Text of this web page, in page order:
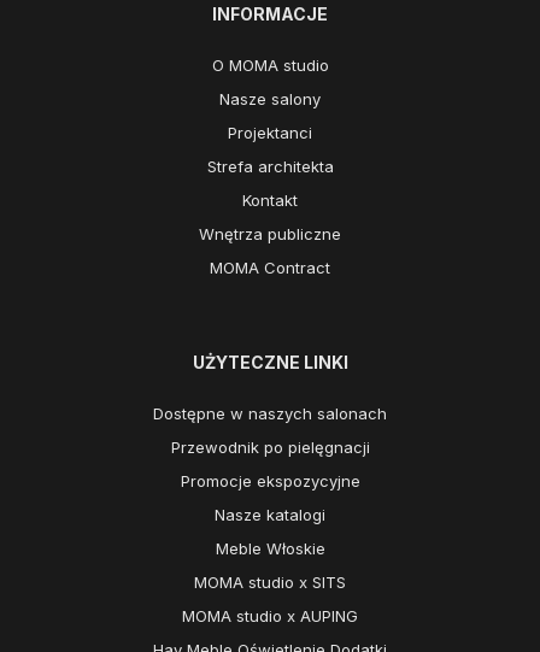
INFORMACJE
O MOMA studio
Nasze salony
Projektanci
Strefa architekta
Kontakt
Wnętrza publiczne
MOMA Contract
UŻYTECZNE LINKI
Dostępne w naszych salonach
Przewodnik po pielęgnacji
Promocje ekspozycyjne
Nasze katalogi
Meble Włoskie
MOMA studio x SITS
MOMA studio x AUPING